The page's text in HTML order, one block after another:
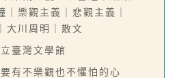
｜樂觀主義｜悲觀主義｜
大川周明｜散文
立臺灣文學館
有不樂觀也不懼怕的心